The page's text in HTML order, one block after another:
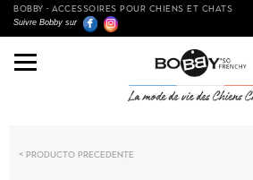
BOBBY - ACCESSOIRES POUR CHIENS ET CHATS
Suivre Bobby sur
Producto precedente